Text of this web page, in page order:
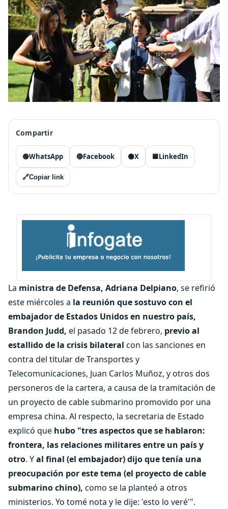
Compartir
🟢WhatsApp 🔵Facebook ⚫X 🟦LinkedIn
🔗Copiar link
La ministra de Defensa, Adriana Delpiano, se refirió
este miércoles a la reunión que sostuvo con el
embajador de Estados Unidos en nuestro país,
Brandon Judd, el pasado 12 de febrero, previo al
estallido de la crisis bilateral con las sanciones en
contra del titular de Transportes y
Telecomunicaciones, Juan Carlos Muñoz, y otros dos
personeros de la cartera, a causa de la tramitación de
un proyecto de cable submarino promovido por una
empresa china. Al respecto, la secretaria de Estado
explicó que hubo "tres aspectos que se hablaron:
frontera, las relaciones militares entre un país y
otro. Yal final (el embajador) dijo que tenía una
preocupación por este tema (el proyecto de cable
submarino chino), como se la planteó a otros
ministerios. Yo tomé nota y le dije: 'esto lo veré'".